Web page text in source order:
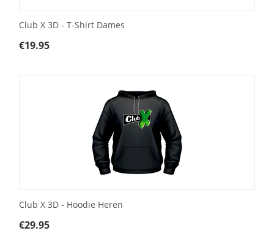
Club X 3D - T-Shirt Dames
€19.95
Club X 3D - Hoodie Heren
€29.95